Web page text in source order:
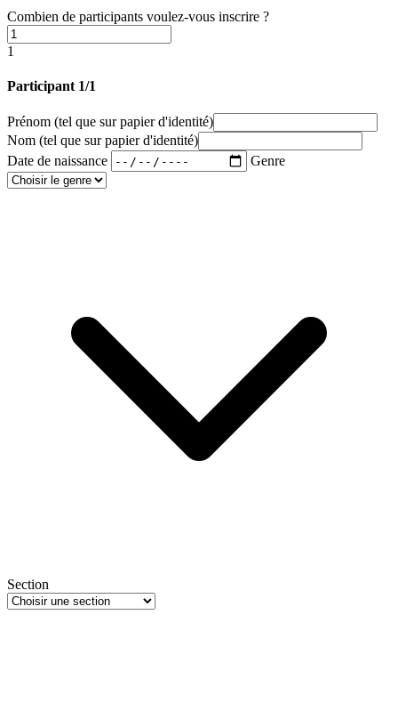
Combien de participants voulez-vous inscrire ?
1
Participant 1/1
Prénom (tel que sur papier d'identité)
Nom (tel que sur papier d'identité)
Date de naissance
Genre
Section